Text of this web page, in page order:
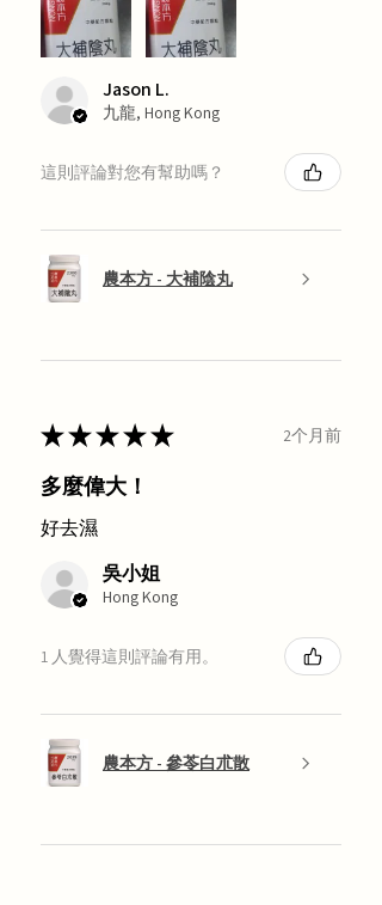
Jason L.
九龍, Hong Kong
這則評論對您有幫助嗎？
農本方 - 大補陰丸
★★★★★ 2个月前
多麼偉大！
好去濕
吳小姐
Hong Kong
1 人覺得這則評論有用。
農本方 - 參苓白朮散